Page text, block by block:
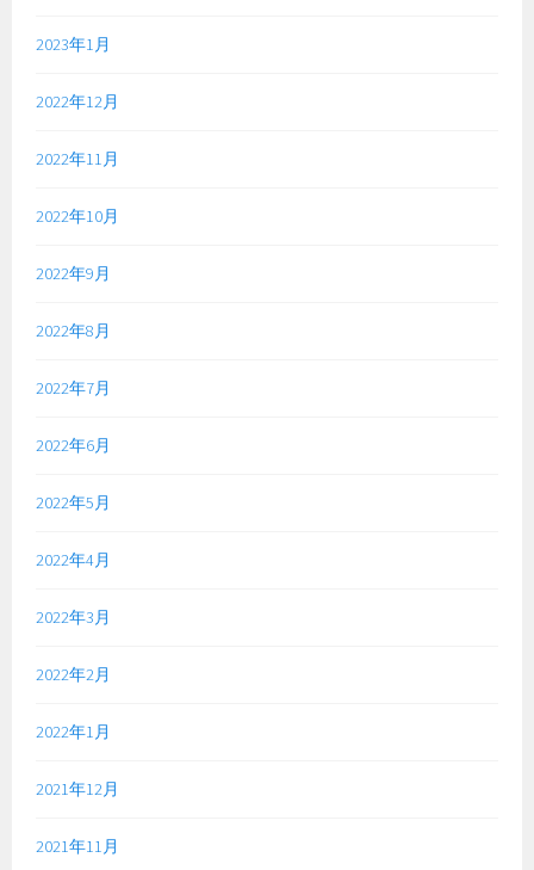
2023年1月
2022年12月
2022年11月
2022年10月
2022年9月
2022年8月
2022年7月
2022年6月
2022年5月
2022年4月
2022年3月
2022年2月
2022年1月
2021年12月
2021年11月